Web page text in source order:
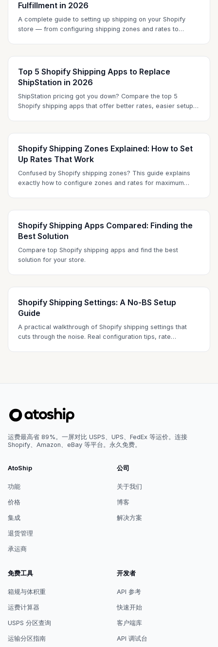
Fulfillment in 2026
A complete guide to setting up shipping on your Shopify
store — from configuring shipping zones and rates to
Top 5 Shopify Shipping Apps to Replace
ShipStation in 2026
ShipStation pricing got you down? Compare the top 5
Shopify shipping apps that offer better rates, easier setup,
Shopify Shipping Zones Explained: How to Set
Up Rates That Work
Confused by Shopify shipping zones? This guide explains
exactly how to configure zones and rates for maximum
Shopify Shipping Apps Compared: Finding the
Best Solution
Compare top Shopify shipping apps and find the best
solution for your store.
Shopify Shipping Settings: A No-BS Setup
Guide
A practical walkthrough of Shopify shipping settings that
cuts through the noise. Real configuration tips, rate
运费最高省 89%。一屏对比 USPS、UPS、FedEx 等运价。连接
Shopify、Amazon、eBay 等平台。永久免费。
AtoShip
功能
价格
集成
退货管理
承运商
公司
关于我们
博客
解决方案
免费工具
箱规与体积重
运费计算器
USPS 分区查询
运输分区指南
开发者
API 参考
快速开始
客户端库
API 调试台